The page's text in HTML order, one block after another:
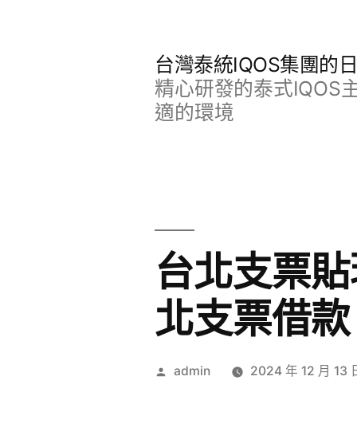
台灣泰統IQOS集團的
精心研發的泰式IQOS
適的環境
台北支票
北支票借款
作
admin 2024 年 12 月 13